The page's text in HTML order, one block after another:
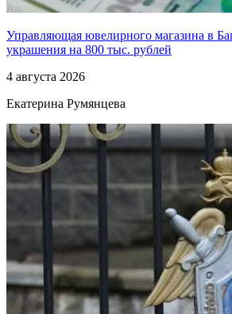
Управляющая ювелирного магазина в
украшения на 800 тыс. рублей
4 августа 2026
Екатерина Румянцева